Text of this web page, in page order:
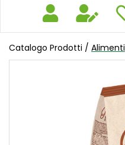
Catalogo Prodotti / Alimenti